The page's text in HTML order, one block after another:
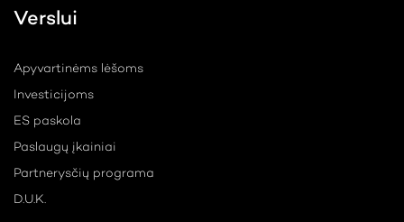
Verslui
Apyvartinėms lėšoms
Investicijoms
ES paskola
Paslaugų įkainiai
Partnerysčių programa
D.U.K.